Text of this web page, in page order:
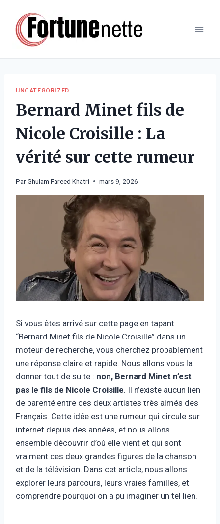
contenu
UNCATEGORIZED
Bernard Minet fils de
Nicole Croisille : La
vérité sur cette rumeur
ParGhulam Fareed Khatri mars 9, 2026
Si vous êtes arrivé sur cette page en tapant
“Bernard Minet fils de Nicole Croisille” dans un
moteur de recherche, vous cherchez probablement
une réponse claire et rapide. Nous allons vous la
donner tout de suite : non, Bernard Minet n’est
pas le fils de Nicole Croisille. Il n’existe aucun lien
de parenté entre ces deux artistes très aimés des
Français. Cette idée est une rumeur qui circule sur
internet depuis des années, et nous allons
ensemble découvrir d’où elle vient et qui sont
vraiment ces deux grandes figures de la chanson
et de la télévision. Dans cet article, nous allons
explorer leurs parcours, leurs vraies familles, et
comprendre pourquoi on a pu imaginer un tel lien.